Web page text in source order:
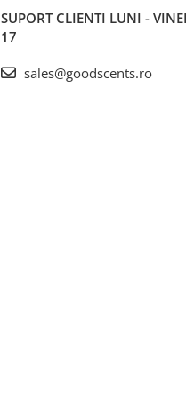
SUPORT CLIENTI LUNI -
17
sales@goodscents.ro